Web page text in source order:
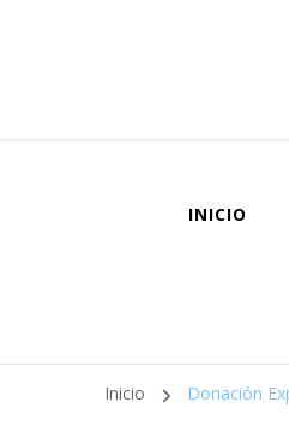
INICIO
Inicio Donación